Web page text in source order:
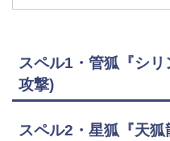
スペル1・管狐『シ
攻撃)
スペル2・星狐『天